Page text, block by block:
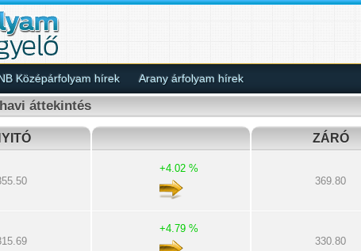
Középárfolyam hírek Arany árfolyam hírek
áttekintés
ZÁRÓ
+4.02 %
369.80
+4.79 %
330.80